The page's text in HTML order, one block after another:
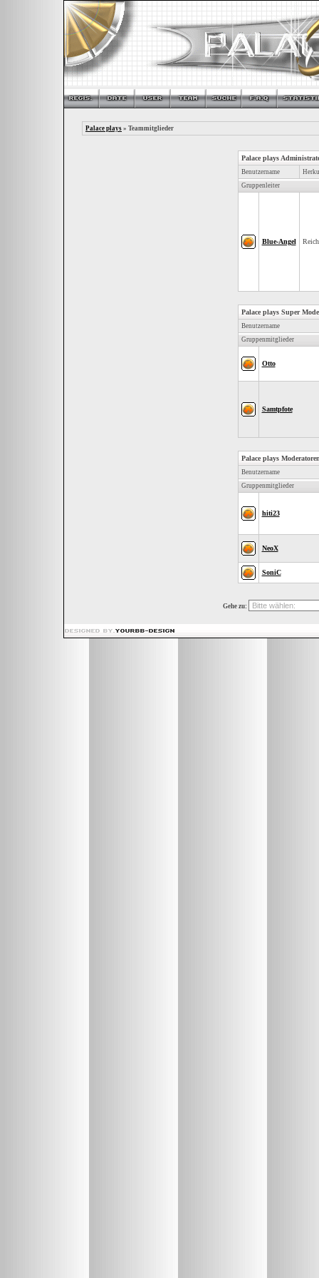
Palace plays » Teammitglieder
Palace plays
Benutzername
Gruppenleiter
Blue-Angel
Palace plays Super
Benutzername
Gruppenmitglieder
Otto
Samtpfote
Palace plays
Benutzername
Gruppenmitglieder
hiti23
NeoX
SoniC
Gehe zu: